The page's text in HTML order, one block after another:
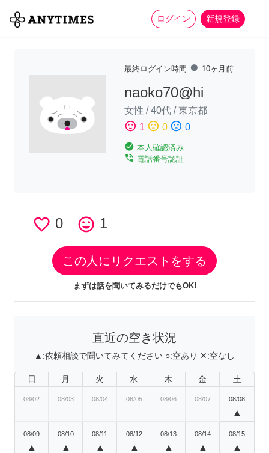
ログイン 新規登録
全て 家事 more_horiz
最終ログイン時間 fiber_manual_record 10ヶ月前
naoko70@hi
女性 /40代 /東京都
sentiment_satisfied 1 sentiment_neutral 0 sentiment_dissatisfied 0
check_circle 本人確認済み
phone_in_talk 電話番号認証
favorite_border 0 tag_faces 1
この人にリクエストをする
まずは話を聞いてみるだけでもOK!
直近の空き状況
▲:依頼相談で聞いてみてください ○:空あり ✕:空なし
日 月 火 水 木 金 土
08/02 08/03 08/04 08/05 08/06 08/07 08/08
▲
08/09
▲
08/10
▲
08/11
▲
08/12
▲
08/13
▲
08/14
▲
08/15
▲